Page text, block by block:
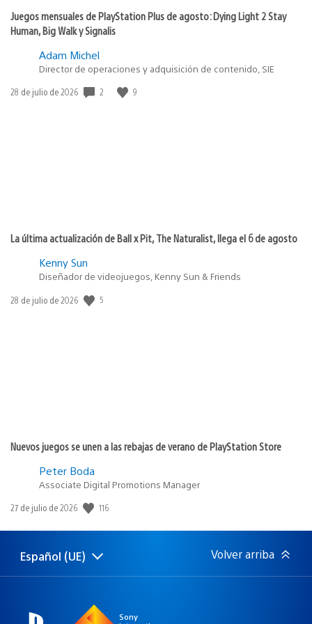
Juegos mensuales de PlayStation Plus de agosto: Dying Light 2 Stay
Human, Big Walk y Signalis
Adam Michel
Director de operaciones y adquisición de contenido, SIE
Fecha
28 de julio de 2026 2 9
La última actualización de Ball x Pit, The Naturalist, llega el 6 de agosto
Kenny Sun
Diseñador de videojuegos, Kenny Sun & Friends
Fecha
28 de julio de 2026 5
Nuevos juegos se unen a las rebajas de verano de PlayStation Store
Peter Boda
Associate Digital Promotions Manager
Fecha
publicación:
27 de julio de 2026 116
Selecciona
Región
Español (UE) Volver arriba
Sony